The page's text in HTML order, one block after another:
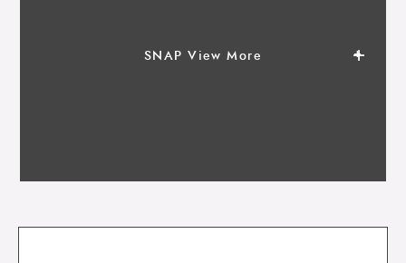
SNAP View More